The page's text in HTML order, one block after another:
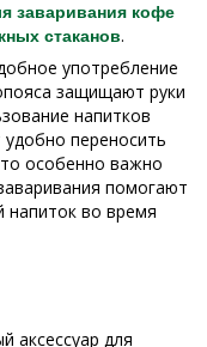
заваривания кофе
стаканов.
употребление
защищают руки
напитков
переносить
особенно важно
помогают
напиток во время
аксессуар для